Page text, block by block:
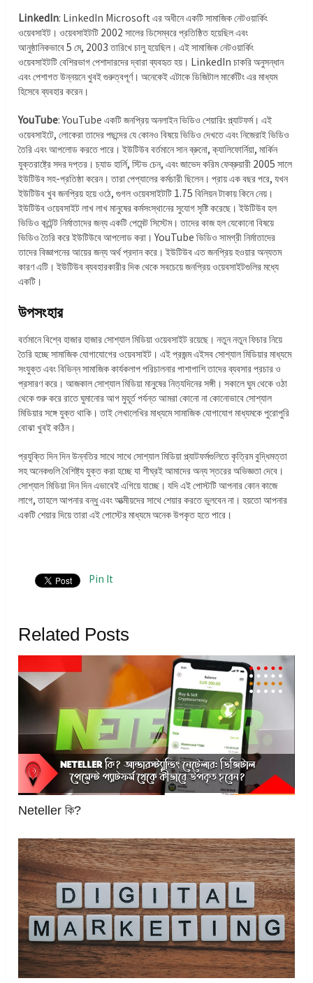
LinkedIn: LinkedIn Microsoft এর অধীনে একটি সামাজিক নেটওয়ার্কিং
ওয়েবসাইট। ওয়েবসাইটটি 2002 সালের ডিসেম্বরে প্রতিষ্ঠিত হয়েছিল এবং
আনুষ্ঠানিকভাবে 5 মে, 2003 তারিখে চালু হয়েছিল। এই সামাজিক নেটওয়ার্কিং
ওয়েবসাইটটি বেশিরভাগ পেশাদারদের দ্বারা ব্যবহৃত হয়। LinkedIn চাকরি অনুসন্ধান
এবং পেশাগত উন্নয়নে খুবই গুরুত্বপূর্ণ। অনেকেই এটাকে ডিজিটাল মার্কেটিং এর মাধ্যম
হিসেবে ব্যবহার করেন।
YouTube: YouTube একটি জনপ্রিয় অনলাইন ভিডিও শেয়ারিং প্ল্যাটফর্ম। এই
ওয়েবসাইটে, লোকেরা তাদের পছন্দের যে কোনও বিষয়ে ভিডিও দেখতে এবং নিজেরাই ভিডিও
তৈরি এবং আপলোড করতে পারে। ইউটিউব বর্তমানে সান ব্রুনো, ক্যালিফোর্নিয়া, মার্কিন
যুক্তরাষ্ট্রে সদর দপ্তর। চ্যাড হার্লি, স্টিভ চেন, এবং জাভেদ করিম ফেব্রুয়ারী 2005 সালে
ইউটিউব সহ-প্রতিষ্ঠা করেন। তারা পেপ্যালের কর্মচারী ছিলেন। প্রায় এক বছর পরে, যখন
ইউটিউব খুব জনপ্রিয় হয়ে ওঠে, গুগল ওয়েবসাইটটি 1.75 বিলিয়ন টাকায় কিনে নেয়।
ইউটিউব ওয়েবসাইট লাখ লাখ মানুষের কর্মসংস্থানের সুযোগ সৃষ্টি করেছে। ইউটিউব হল
ভিডিও কন্টেন্ট নির্মাতাদের জন্য একটি পেমেন্ট সিস্টেম। তাদের কাজ হল যেকোনো বিষয়ে
ভিডিও তৈরি করে ইউটিউবে আপলোড করা। YouTube ভিডিও সামগ্রী নির্মাতাদের
তাদের বিজ্ঞাপনের আয়ের জন্য অর্থ প্রদান করে। ইউটিউব এত জনপ্রিয় হওয়ার অন্যতম
কারণ এটি। ইউটিউব ব্যবহারকারীর দিক থেকে সবচেয়ে জনপ্রিয় ওয়েবসাইটগুলির মধ্যে
একটি।
উপসংহার
বর্তমানে বিশ্বে হাজার হাজার সোশ্যাল মিডিয়া ওয়েবসাইট রয়েছে। নতুন নতুন ফিচার নিয়ে
তৈরি হচ্ছে সামাজিক যোগাযোগের ওয়েবসাইট। এই প্রজন্ম এইসব সোশ্যাল মিডিয়ার মাধ্যমে
সংযুক্ত এবং বিভিন্ন সামাজিক কার্যকলাপ পরিচালনার পাশাপাশি তাদের ব্যবসার প্রচার ও
প্রসারণ করে। আজকাল সোশ্যাল মিডিয়া মানুষের নিত্যদিনের সঙ্গী। সকালে ঘুম থেকে ওঠা
থেকে শুরু করে রাতে ঘুমানোর আগ মুহূর্ত পর্যন্ত আমরা কোনো না কোনোভাবে সোশ্যাল
মিডিয়ার সঙ্গে যুক্ত থাকি। তাই লেখালেখির মাধ্যমে সামাজিক যোগাযোগ মাধ্যমকে পুরোপুরি
বোঝা খুবই কঠিন।
প্রযুক্তি দিন দিন উন্নতির সাথে সাথে সোশ্যাল মিডিয়া প্ল্যাটফর্মগুলিতে কৃত্রিম বুদ্ধিমত্তা
সহ অনেকগুলি বৈশিষ্ট্য যুক্ত করা হচ্ছে যা শীঘ্রই আমাদের অন্য স্তরের অভিজ্ঞতা দেবে।
সোশ্যাল মিডিয়া দিন দিন এভাবেই এগিয়ে যাচ্ছে। যদি এই পোস্টটি আপনার কোন কাজে
লাগে, তাহলে আপনার বন্ধু এবং আত্মীয়দের সাথে শেয়ার করতে ভুলবেন না। হয়তো আপনার
একটি শেয়ার দিয়ে তারা এই পোস্টের মাধ্যমে অনেক উপকৃত হতে পারে।
Pin It
Related Posts
Neteller কি?